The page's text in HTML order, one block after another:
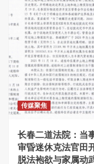
传媒聚焦
长春二道法院：当
审昏迷休克法官田
脱法袍欲与家属动